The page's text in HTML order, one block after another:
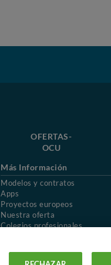
OFERTAS-
OCU
Más Información
Modelos y contratos
Apps
Proyectos europeos
Nuestra oferta
Colegios profesionales